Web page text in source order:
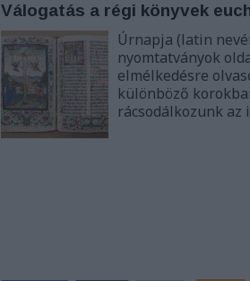
Válogatás a régi könyvek
Úrnapja (latin
nyomtatványok
elmélkedésre
különböző
rácsodálkozunk az